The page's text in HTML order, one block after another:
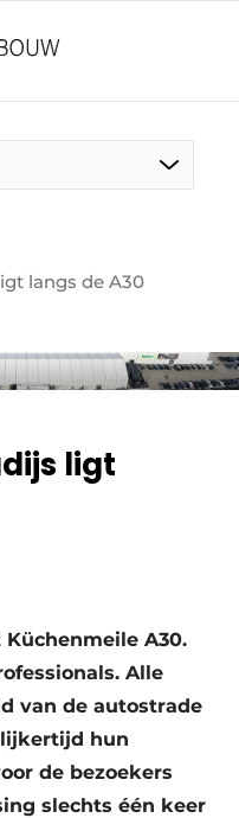
design en techniek
badkamerbranche
langs de A30
ligt
A30.
Alle
van de autostrade
hun
de bezoekers
slechts één keer